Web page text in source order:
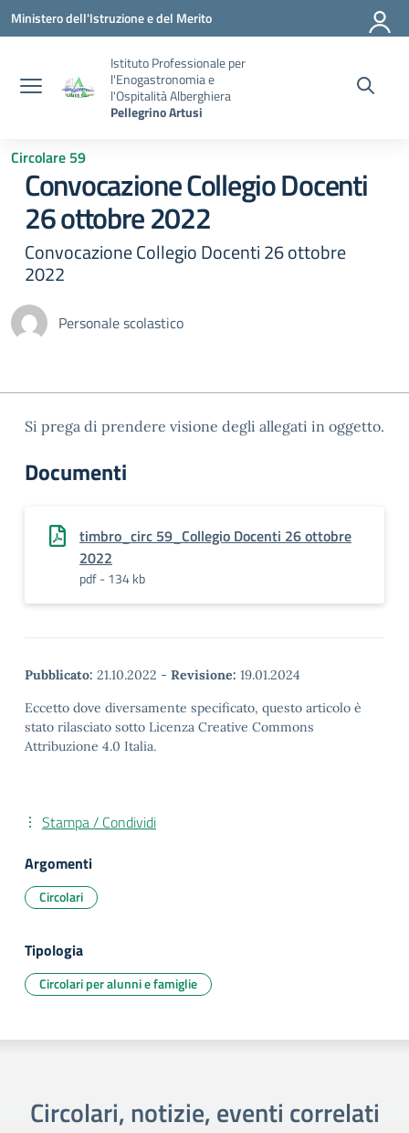
Vai ai contenuti
Vai al menu di navigazione
Vai al footer
Ministero dell'Istruzione e del Merito
Istituto Professionale per
l'Enogastronomia e
l'Ospitalità Alberghiera
Pellegrino Artusi
Circolare 59
Convocazione Collegio Docenti
26 ottobre 2022
Convocazione Collegio Docenti 26 ottobre
2022
Personale scolastico
Si prega di prendere visione degli allegati in oggetto.
Documenti
timbro_circ 59_Collegio Docenti 26 ottobre
2022
pdf - 134 kb
Pubblicato: 21.10.2022 - Revisione: 19.01.2024
Eccetto dove diversamente specificato, questo articolo è
stato rilasciato sotto Licenza Creative Commons
Attribuzione 4.0 Italia.
Stampa / Condividi
Argomenti
Circolari
Tipologia
Circolari per alunni e famiglie
Circolari, notizie, eventi correlati